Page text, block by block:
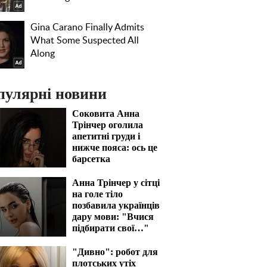
новини
Соковита Анна
Трінчер оголила
апетитні груди і
нижче пояса: ось це
барсетка
Анна Трінчер у сітці
на голе тіло
позбавила українців
дару мови: "Вчися
підбирати свої…"
"Дивно": робот для
плотських утіх